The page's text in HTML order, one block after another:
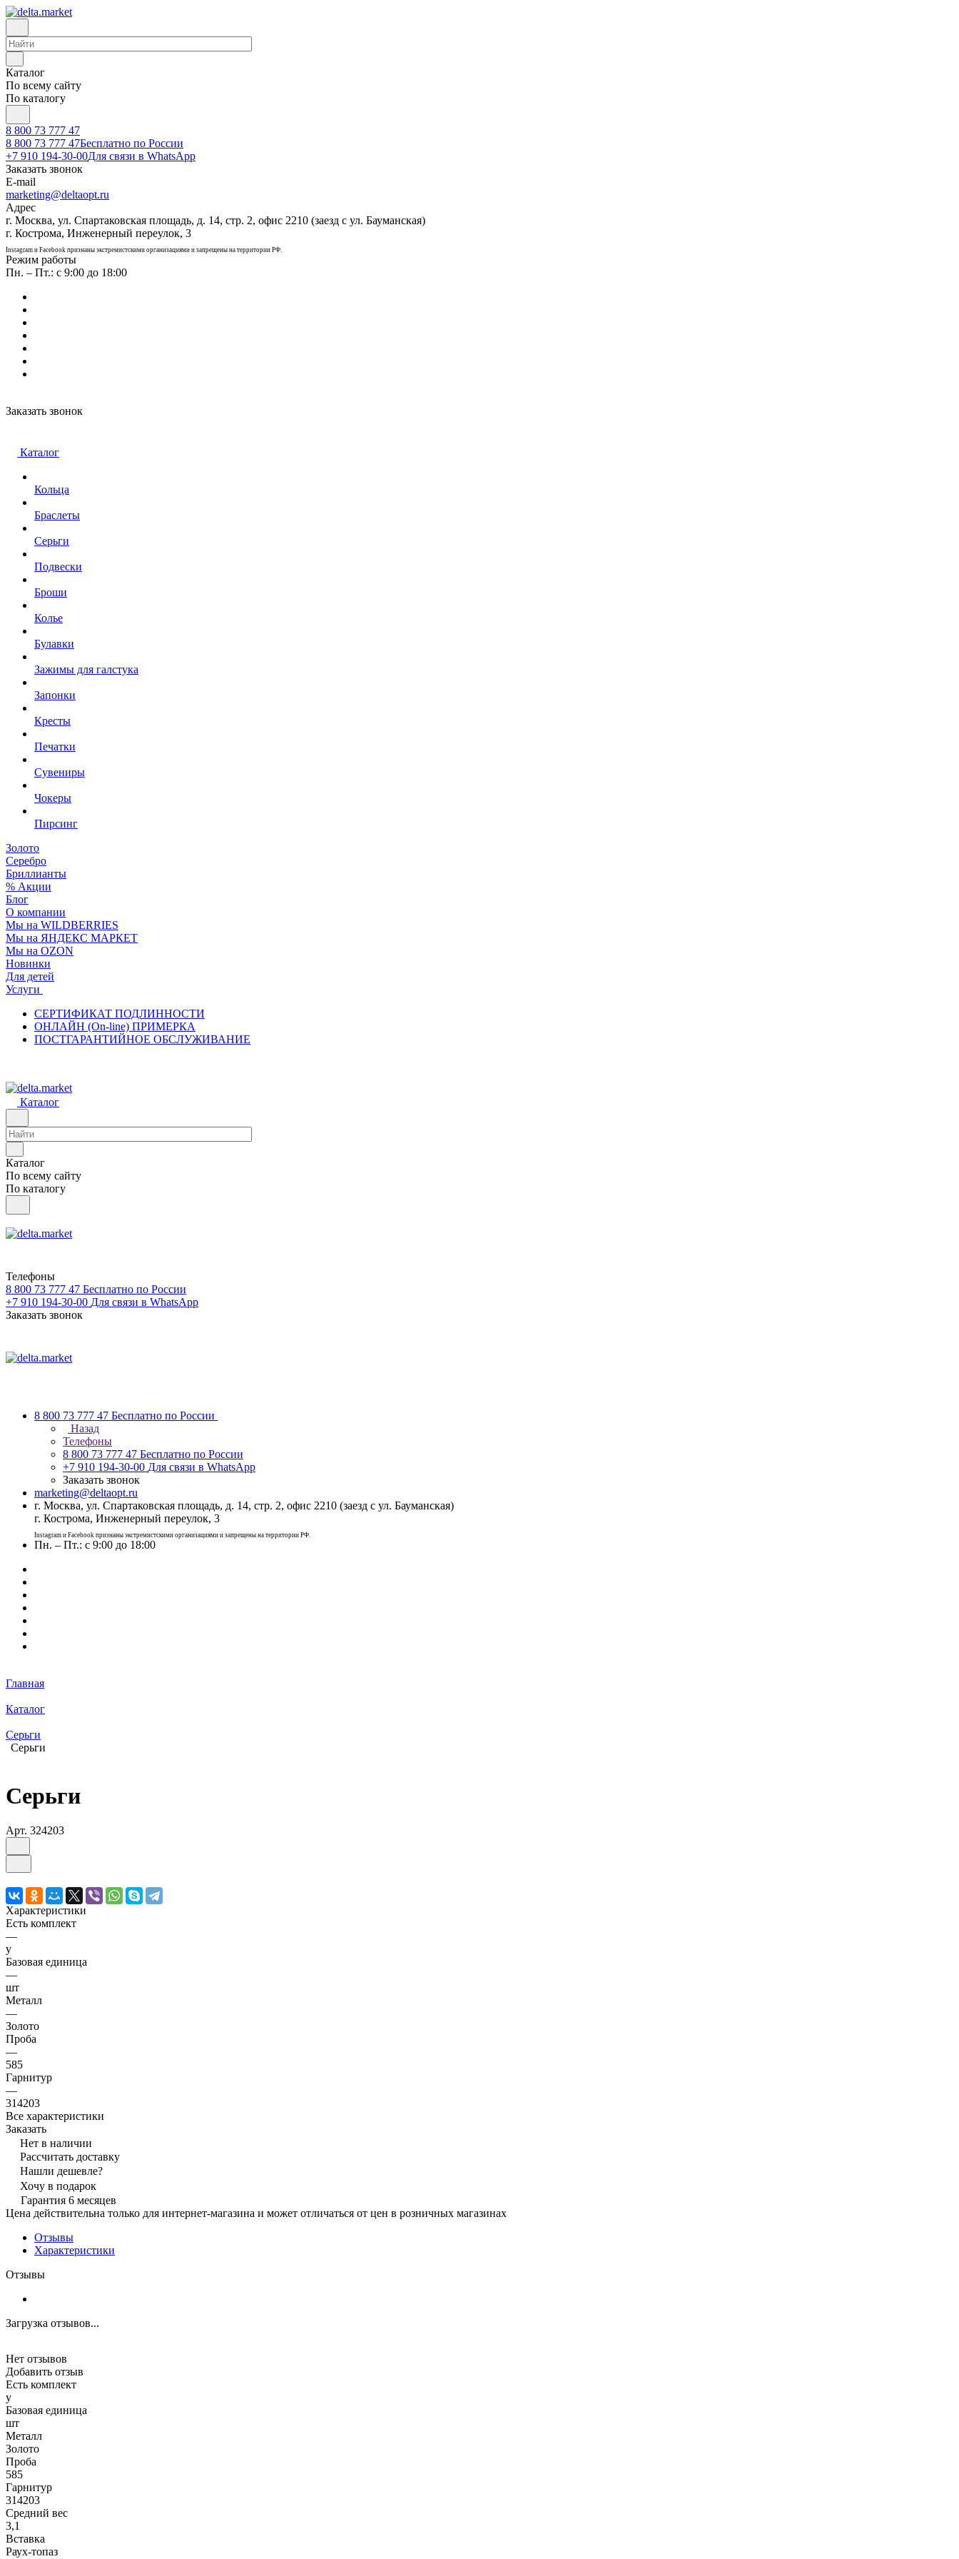
Каталог
По всему сайту
По каталогу
8 800 73 777 47
8 800 73 777 47Бесплатно по России
+7 910 194-30-00Для связи в WhatsApp
Заказать звонок
E-mail
marketing@deltaopt.ru
Адрес
г. Москва, ул. Спартаковская площадь, д. 14, стр. 2, офис 2210 (заезд с ул. Бауманская)
г. Кострома, Инженерный переулок, 3
Instagram и Facebook признаны экстремистскими организациями и запрещены на территории РФ.
Режим работы
Пн. – Пт.: с 9:00 до 18:00
Заказать звонок
Каталог
Кольца
Браслеты
Серьги
Подвески
Броши
Колье
Булавки
Зажимы для галстука
Запонки
Кресты
Печатки
Сувениры
Чокеры
Пирсинг
Золото
Серебро
Бриллианты
% Акции
Блог
О компании
Мы на WILDBERRIES
Мы на ЯНДЕКС МАРКЕТ
Мы на OZON
Новинки
Для детей
Услуги
СЕРТИФИКАТ ПОДЛИННОСТИ
ОНЛАЙН (On-line) ПРИМЕРКА
ПОСТГАРАНТИЙНОЕ ОБСЛУЖИВАНИЕ
Каталог
Каталог
По всему сайту
По каталогу
Телефоны
8 800 73 777 47 Бесплатно по России
+7 910 194-30-00 Для связи в WhatsApp
Заказать звонок
8 800 73 777 47 Бесплатно по России
Назад
Телефоны
8 800 73 777 47 Бесплатно по России
+7 910 194-30-00 Для связи в WhatsApp
Заказать звонок
marketing@deltaopt.ru
г. Москва, ул. Спартаковская площадь, д. 14, стр. 2, офис 2210 (заезд с ул. Бауманская)
г. Кострома, Инженерный переулок, 3
Instagram и Facebook признаны экстремистскими организациями и запрещены на территории РФ.
Пн. – Пт.: с 9:00 до 18:00
Главная
Каталог
Серьги
Серьги
Серьги
Арт. 324203
Характеристики
Есть комплект
—
y
Базовая единица
—
шт
Металл
—
Золото
Проба
—
585
Гарнитур
—
314203
Все характеристики
Заказать
Нет в наличии
Рассчитать доставку
Нашли дешевле?
Хочу в подарок
Гарантия 6 месяцев
Цена действительна только для интернет-магазина и может отличаться от цен в розничных магазинах
Отзывы
Характеристики
Отзывы
Загрузка отзывов...
Нет отзывов
Добавить отзыв
Есть комплект
y
Базовая единица
шт
Металл
Золото
Проба
585
Гарнитур
314203
Средний вес
3,1
Вставка
Раух-топаз